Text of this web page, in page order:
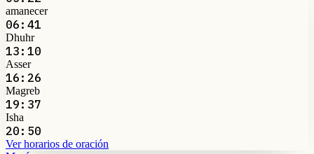
amanecer
06:41
Dhuhr
13:10
Asser
16:26
Magreb
19:37
Isha
20:50
Ver horarios de oración